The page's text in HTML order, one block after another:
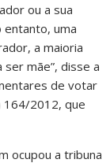
ou a sua
entanto, uma
a maioria
mãe”, disse a
de votar
164/2012, que
ocupou a tribuna